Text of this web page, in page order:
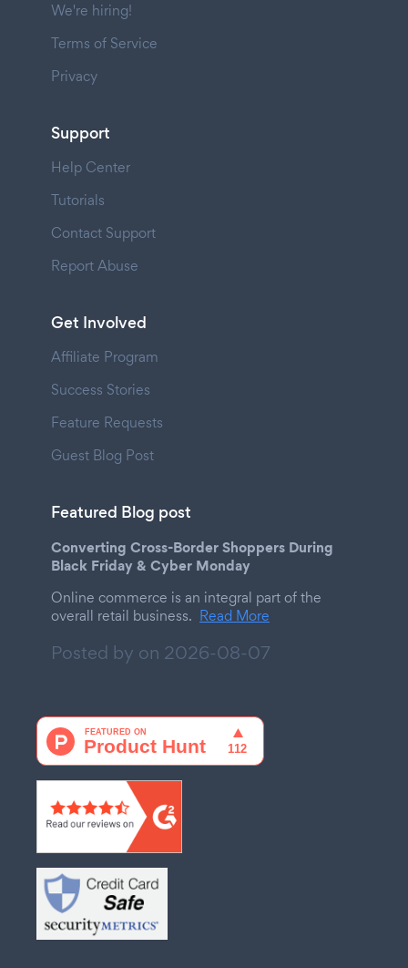
We're hiring!
Terms of Service
Privacy
Support
Help Center
Tutorials
Contact Support
Report Abuse
Get Involved
Affiliate Program
Success Stories
Feature Requests
Guest Blog Post
Featured Blog post
Converting Cross-Border Shoppers During
Black Friday & Cyber Monday
Online commerce is an integral part of the
overall retail business. Read More
Posted by on 2026-08-07